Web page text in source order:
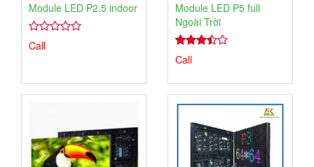
Module LED P2.5 indoor
4.00
trên
1
đánh
Call
Module LED P5 full
Ngoài Trời
4.00
1
đánh
Call